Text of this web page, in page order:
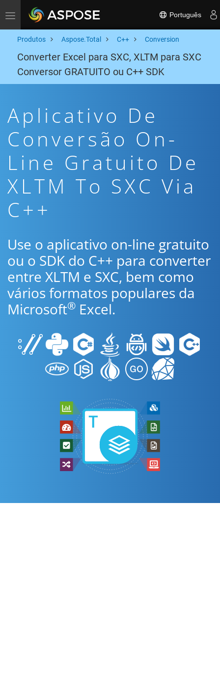
Toggle navigation Português
Produtos Aspose.Total C++ Conversion
Converter Excel para SXC, XLTM para SXC
Conversor GRATUITO ou C++ SDK
Aplicativo De
Conversão On-
Line Gratuito De
XLTM To SXC Via
C++
Use o aplicativo on-line gratuito
ou o SDK do C++ para converter
entre XLTM e SXC, bem como
vários formatos populares da
Microsoft® Excel.